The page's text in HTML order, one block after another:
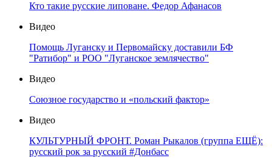
Кто такие русские липоване. Федор Афанасов
Видео
Помощь Луганску и Первомайску доставили БФ
"Ратибор" и РОО "Луганское землячество"
Видео
Союзное государство и «польский фактор»
Видео
КУЛЬТУРНЫЙ ФРОНТ. Роман Рыкалов (группа ЕЩЁ):
русский рок за русский #Донбасс